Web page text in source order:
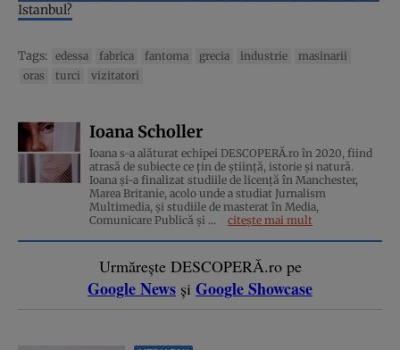
Istanbul?
Tags: edessa fabrica fantoma grecia industrie
masinarii
oras
turci vizitatori
Ioana Scholler
Ioana s-a alăturat echipei DESCOPERĂ.ro în 2020, fiind
atrasă de subiecte ce țin de știință, istorie și natură.
Ioana și-a finalizat studiile de licență în Manchester,
Marea Britanie, acolo unde a studiat Jurnalism
Multimedia, și studiile de masterat în Media,
Comunicare Publică și ...
citește mai mult
Urmărește DESCOPERĂ.ro pe
Google News și Google Showcase